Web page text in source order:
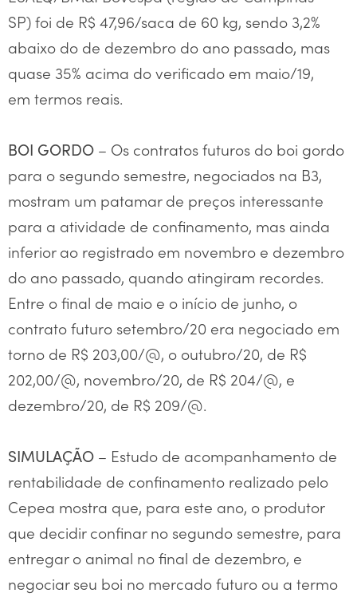
SP) foi de R$ 47,96/saca de 60 kg, sendo 3,2%
abaixo do de dezembro do ano passado, mas
quase 35% acima do verificado em maio/19,
em termos reais.
BOI GORDO – Os contratos futuros do boi gordo
para o segundo semestre, negociados na B3,
mostram um patamar de preços interessante
para a atividade de confinamento, mas ainda
inferior ao registrado em novembro e dezembro
do ano passado, quando atingiram recordes.
Entre o final de maio e o início de junho, o
contrato futuro setembro/20 era negociado em
torno de R$ 203,00/@, o outubro/20, de R$
202,00/@, novembro/20, de R$ 204/@, e
dezembro/20, de R$ 209/@.
SIMULAÇÃO – Estudo de acompanhamento de
rentabilidade de confinamento realizado pelo
Cepea mostra que, para este ano, o produtor
que decidir confinar no segundo semestre, para
entregar o animal no final de dezembro, e
negociar seu boi no mercado futuro ou a termo